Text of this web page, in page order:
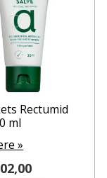
Rectumid
ml
»